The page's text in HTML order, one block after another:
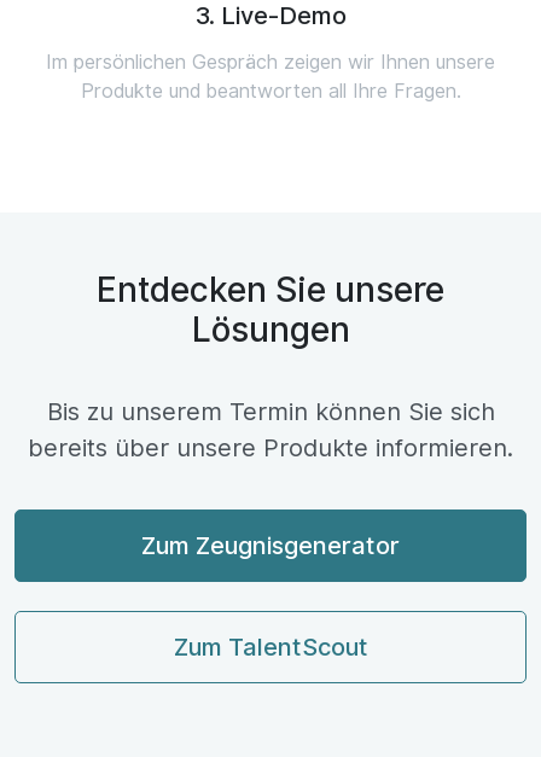
3. Live-Demo
Im persönlichen Gespräch zeigen wir Ihnen unsere
Produkte und beantworten all Ihre Fragen.
Entdecken Sie unsere
Lösungen
Bis zu unserem Termin können Sie sich
bereits über unsere Produkte informieren.
Zum Zeugnisgenerator
Zum TalentScout